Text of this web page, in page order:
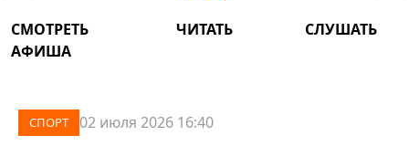
СМОТРЕТЬ ЧИТАТЬ
СЛУШАТЬ
АФИША
СПОРТ 02 июля 2026 16:40